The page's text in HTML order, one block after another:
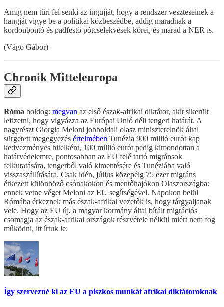
Amíg nem tűri fel senki az ingujját, hogy a rendszer veszteseinek a
hangját vigye be a politikai közbeszédbe, addig maradnak a
kordonbontó és padfestő pótcselekvések körei, és marad a NER is.
(Vágó Gábor)
Chronik Mitteleuropa
Róma boldog: megvan az első észak-afrikai diktátor, akit sikerült
lefizetni, hogy vigyázza az Európai Unió déli tengeri határát. A
nagyrészt Giorgia Meloni jobboldali olasz miniszterelnök által
sürgetett megegyezés értelmében Tunézia 900 millió eurót kap
kedvezményes hitelként, 100 millió eurót pedig kimondottan a
határvédelemre, pontosabban az EU felé tartó migránsok
felkutatására, tengerből való kimentésére és Tunéziába való
visszaszállítására. Csak idén, július közepéig 75 ezer migráns
érkezett különböző csónakokon és mentőhajókon Olaszországba:
ennek vetne véget Meloni az EU segítségével. Napokon belül
Rómába érkeznek más észak-afrikai vezetők is, hogy tárgyaljanak
vele. Hogy az EU új, a magyar kormány által bírált migrációs
csomagja az észak-afrikai országok részvétele nélkül miért nem fog
működni, itt írtuk le:
Így szervezné ki az EU a piszkos munkát afrikai diktátoroknak